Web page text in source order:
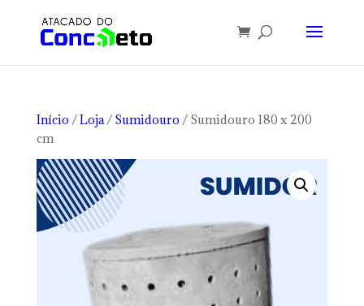
Início /Loja/ Sumidouro / Sumidouro 180 x 200
cm